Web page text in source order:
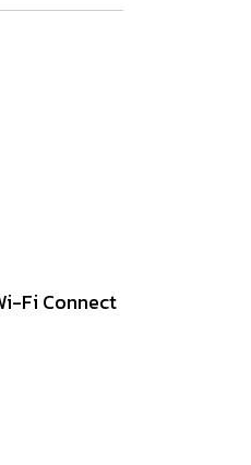
Fi Connect